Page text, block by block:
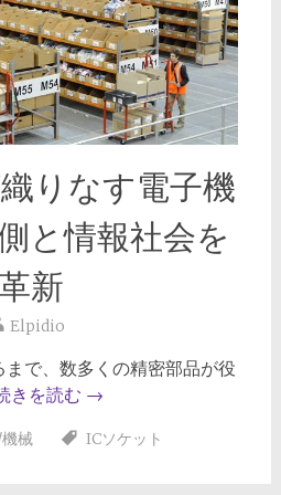
りなす電子機
と情報社会を
新
Elpidio
で、数多くの精密部品が役
きを読む →
械 ICソケット